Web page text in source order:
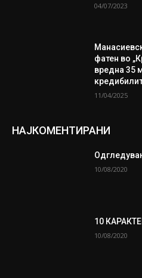
04/07/2023
фатен во
вредна 35
11/04/2025
НАЈКОМЕНТИРАНИ
10/08/2020
10
10/08/2020